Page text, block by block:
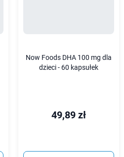
Now Foods DHA 100 mg dla
dzieci - 60 kapsułek
49,89 zł